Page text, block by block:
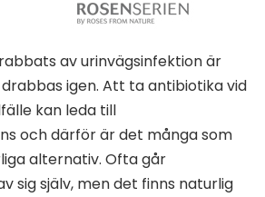
av urinvägsinfektion är
igen. Att ta antibiotika vid
kan leda till
och därför är det många som
alternativ. Ofta går
sig själv, men det finns naturlig